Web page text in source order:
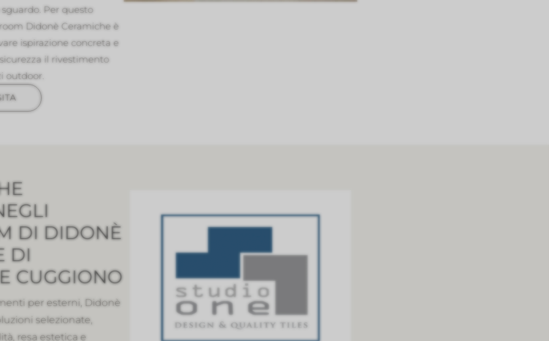
Per questo
Didonè Ceramiche è
ispirazione concreta e
il rivestimento
outdoor.
DI DIDONÈ
DI
CUGGIONO
per esterni, Didonè
selezionate,
resa estetica e